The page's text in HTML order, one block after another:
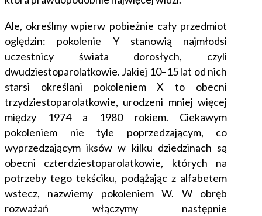
Ale, określmy wpierw pobieżnie cały przedmiot
oględzin: pokolenie Y stanowią najmłodsi
uczestnicy świata dorosłych, czyli
dwudziestoparolatkowie. Jakiej 10–15 lat od nich
starsi określani pokoleniem X to obecni
trzydziestoparolatkowie, urodzeni mniej więcej
między 1974 a 1980 rokiem. Ciekawym
pokoleniem nie tyle poprzedzającym, co
wyprzedzającym iksów w kilku dziedzinach są
obecni czterdziestoparolatkowie, których na
potrzeby tego tekściku, podążając z alfabetem
wstecz, nazwiemy pokoleniem W. W obręb
rozważań włączymy następnie